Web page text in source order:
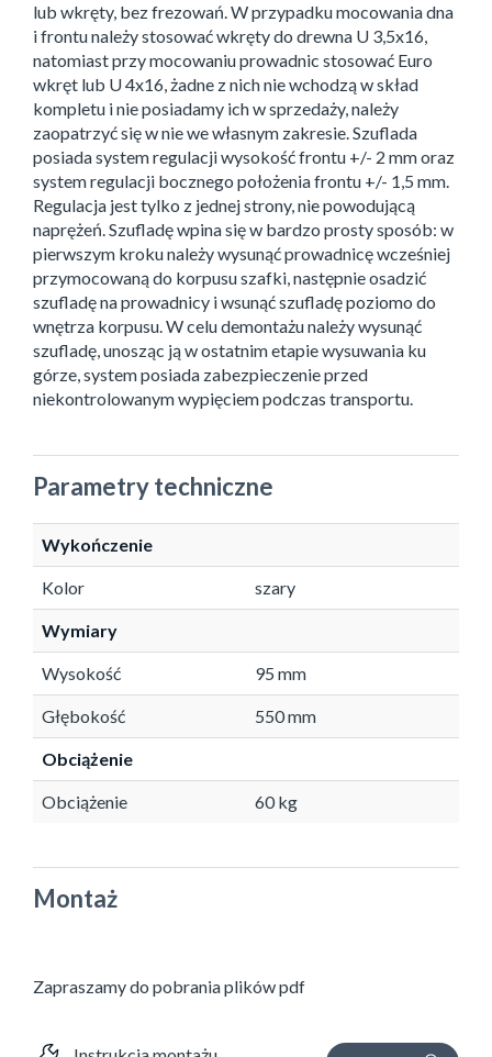
lub wkręty, bez frezowań. W przypadku mocowania dna
i frontu należy stosować wkręty do drewna U 3,5x16,
natomiast przy mocowaniu prowadnic stosować Euro
wkręt lub U 4x16, żadne z nich nie wchodzą w skład
kompletu i nie posiadamy ich w sprzedaży, należy
zaopatrzyć się w nie we własnym zakresie. Szuflada
posiada system regulacji wysokość frontu +/- 2 mm oraz
system regulacji bocznego położenia frontu +/- 1,5 mm.
Regulacja jest tylko z jednej strony, nie powodującą
naprężeń. Szufladę wpina się w bardzo prosty sposób: w
pierwszym kroku należy wysunąć prowadnicę wcześniej
przymocowaną do korpusu szafki, następnie osadzić
szufladę na prowadnicy i wsunąć szufladę poziomo do
wnętrza korpusu. W celu demontażu należy wysunąć
szufladę, unosząc ją w ostatnim etapie wysuwania ku
górze, system posiada zabezpieczenie przed
niekontrolowanym wypięciem podczas transportu.
Parametry techniczne
Wykończenie
Kolor szary
Wymiary
Wysokość 95 mm
Głębokość 550 mm
Obciążenie
Obciążenie 60 kg
Montaż
Zapraszamy do pobrania plików pdf